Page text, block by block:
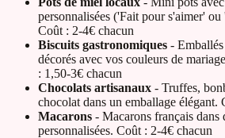
personnalisées ('Fait pour s'aimer'
Coût : 2-4€ chacun
Biscuits gastronomiques -
décorés avec vos couleurs de
: 1,50-3€ chacun
Chocolats artisanaux - Truffes,
chocolat dans un emballage élégant.
Macarons - Macarons français dans
personnalisées. Coût : 2-4€ chacun